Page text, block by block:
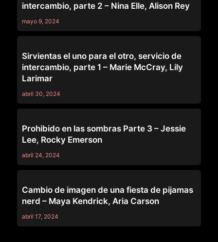
intercambio, parte 2 – Nina Elle, Alison Rey
mayo 9, 2024
Sirvientas el uno para el otro, servicio de
intercambio, parte 1 – Marie McCray, Lily
Larimar
abril 30, 2024
Prohibido en las sombras Parte 3 – Jessie
Lee, Rocky Emerson
abril 24, 2024
Cambio de imagen de una fiesta de pijamas
nerd – Maya Kendrick, Aria Carson
abril 17, 2024